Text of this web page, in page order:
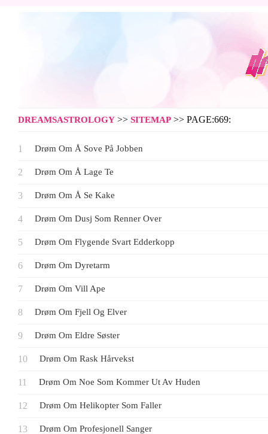
DREAMSASTROLOGY >> SITEMAP >> PAGE:669:
Drøm Om Å Sove På Jobben
Drøm Om Å Lage Te
Drøm Om Å Se Kake
Drøm Om Dusj Som Renner Over
Drøm Om Flygende Svart Edderkopp
Drøm Om Dyretarm
Drøm Om Vill Ape
Drøm Om Fjell Og Elver
Drøm Om Eldre Søster
Drøm Om Rask Hårvekst
Drøm Om Noe Som Kommer Ut Av Huden
Drøm Om Helikopter Som Faller
Drøm Om Profesjonell Sanger